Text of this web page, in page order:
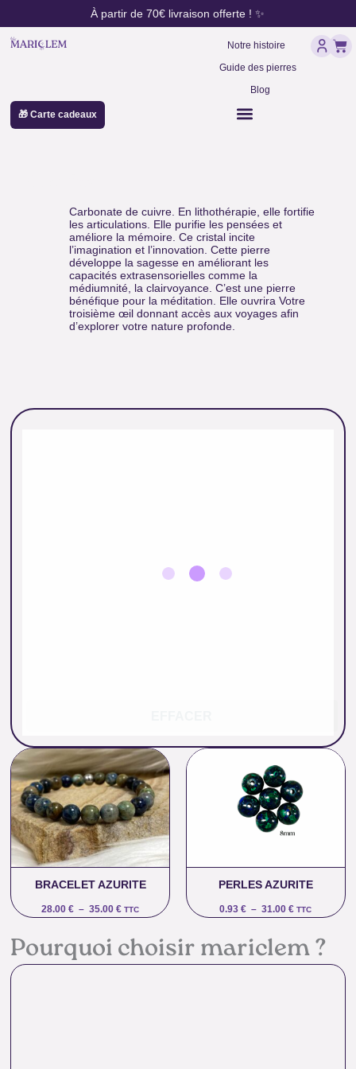
au
contenu
À partir de 70€ livraison offerte ! ✨
Notre histoire
Guide des pierres
Blog
🎁 Carte cadeaux
Carbonate de cuivre. En lithothérapie, elle fortifie
les articulations. Elle purifie les pensées et
améliore la mémoire. Ce cristal incite
l’imagination et l’innovation. Cette pierre
développe la sagesse en améliorant les
capacités extrasensorielles comme la
médiumnité, la clairvoyance. C’est une pierre
bénéfique pour la méditation. Elle ouvrira Votre
troisième œil donnant accès aux voyages afin
d’explorer votre nature profonde.
BRACELET AZURITE
28.00€ – 35.00€
Plage
de
prix :
28.00 €
à
35.00 €
TTC
PERLES AZURITE
0.93€ – 31.00€
prix :
0.93 €
à
31.00 €
TTC
Pourquoi choisir mariclem ?